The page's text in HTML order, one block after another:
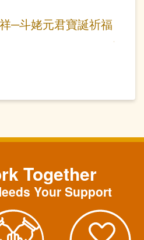
祥─斗姥元君寶誕祈福
Together
Your Support